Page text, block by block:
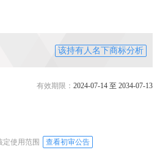
该持有人名下商标分析
有效期限： 2024-07-14 至 2034-07-13
定使用范围 查看初审公告